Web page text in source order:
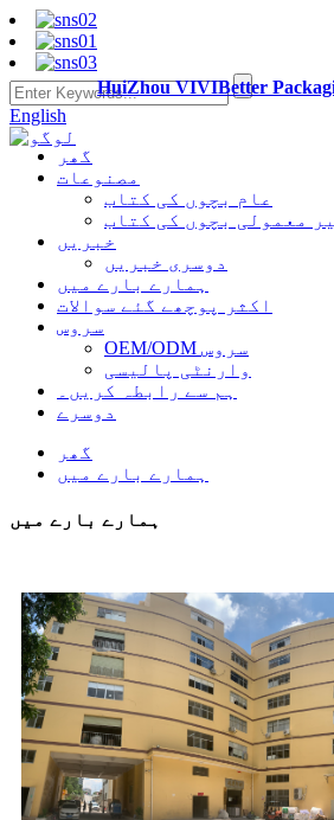
English
HuiZhou VIVIBetter
گھر
مصنوعات
عام بچوں کی کتاب
معمولی بچوں کی کتاب
خبریں
دوسری خبریں
ہمارے بارے میں
اکثر پوچھے گئے سوالات
سروس
OEM/ODM سروس
وارنٹی پالیسی
ہم سے رابطہ کریں۔
دوسرے
گھر
ہمارے بارے میں
ہمارے بارے میں